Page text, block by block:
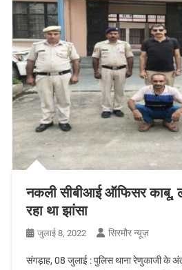
नकली सीबीआई ऑफिसर काबू,
रहा था झांसा
जुलाई 8, 2022 सिरमौर न्यूज़
संगड़ाह, 08 जुलाई : पुलिस थाना रेणुकाजी के